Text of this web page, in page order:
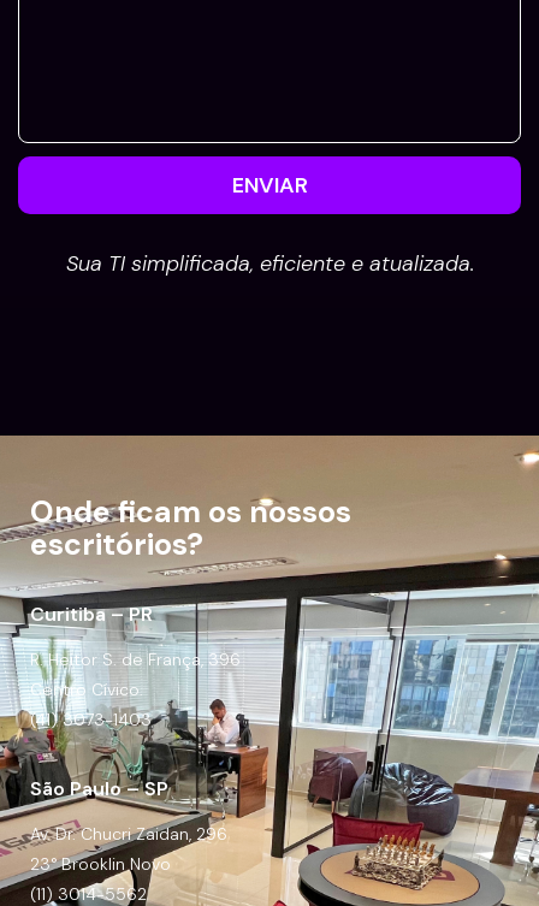
ENVIAR
Sua TI simplificada, eficiente e atualizada.
Onde ficam os nossos
escritórios?
Curitiba – PR
R. Heitor S. de França, 396
Centro Cívico.
(41) 3073-1403
São Paulo – SP
Av. Dr. Chucri Zaidan, 296
23° Brooklin Novo
(11) 3014-5562